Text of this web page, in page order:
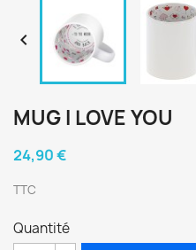

MUG I LOVE YOU
24,90 €
TTC
Quantité